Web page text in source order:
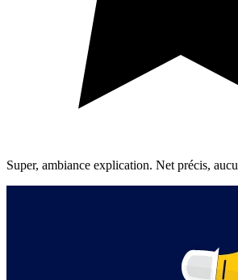
Super, ambiance explication. Net précis,